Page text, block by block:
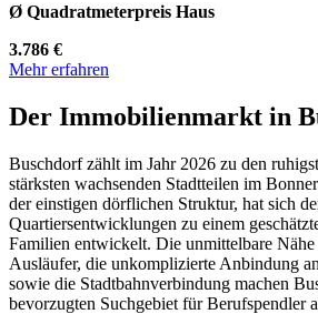
Ø Quadratmeterpreis Haus
3.786 €
Mehr erfahren
Der Immobilienmarkt in
Buschdorf zählt im Jahr 2026 zu den
stärksten wachsenden Stadtteilen im
der einstigen dörflichen Struktur, hat sich
Quartiersentwicklungen zu einem
Familien entwickelt. Die unmittelbare
Ausläufer, die unkomplizierte Anbindung
sowie die Stadtbahnverbindung machen
bevorzugten Suchgebiet für Berufspendler